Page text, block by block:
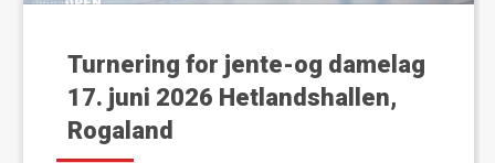
Turnering for jente-og damelag
17. juni 2026 Hetlandshallen,
Rogaland